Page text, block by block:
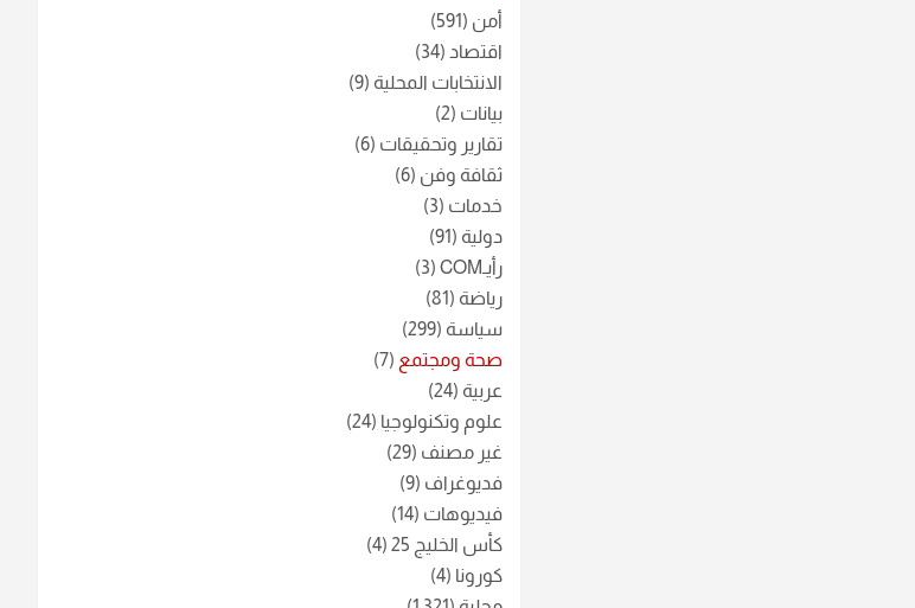
أمن (591)
اقتصاد (34)
الانتخابات المحلية (9)
بيانات (2)
تقارير وتحقيقات (6)
ثقافة وفن (6)
خدمات (3)
دولية (91)
رأيـCOM
(3)
رياضة (81)
سياسة (299)
صحة ومجتمع (7)
عربية (24)
علوم وتكنولوجيا (24)
غير مصنف (29)
فديوغراف (9)
فيديوهات (14)
كأس الخليج 25
(4)
كورونا (4)